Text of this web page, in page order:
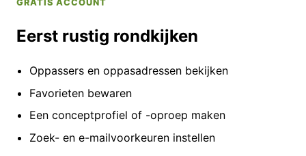
GRATIS ACCOUNT
Eerst rustig rondkijken
Oppassers en oppasadressen bekijken
Favorieten bewaren
Een conceptprofiel of -oproep maken
Zoek- en e-mailvoorkeuren instellen